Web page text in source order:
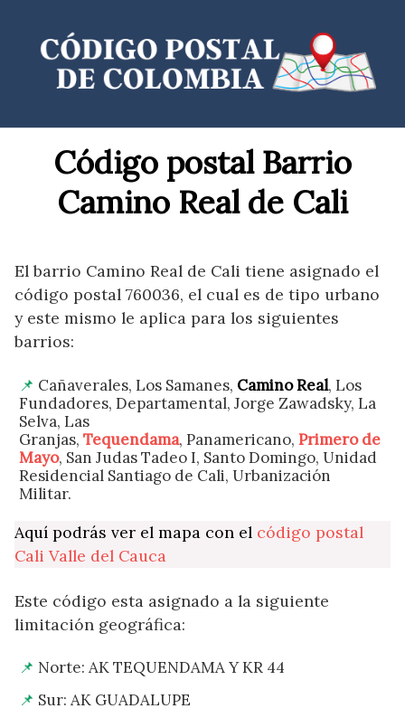
contenido
Código postal Barrio
Camino Real de Cali
El barrio Camino Real de Cali tiene asignado el
código postal 760036, el cual es de tipo urbano
y este mismo le aplica para los siguientes
barrios:
Cañaverales, Los Samanes, Camino Real, Los
Fundadores, Departamental, Jorge Zawadsky, La
Selva, Las
Granjas, Tequendama, Panamericano, Primero de
Mayo, San Judas Tadeo I, Santo Domingo, Unidad
Residencial Santiago de Cali, Urbanización
Militar.
Aquí podrás ver el mapa con el código postal
Cali Valle del Cauca
Este código esta asignado a la siguiente
limitación geográfica:
Norte: AK TEQUENDAMA Y KR 44
Sur: AK GUADALUPE